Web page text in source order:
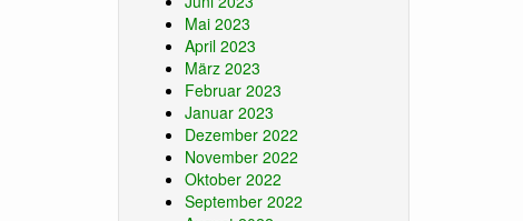
Mai 2023
April 2023
März 2023
Februar 2023
Januar 2023
Dezember 2022
November 2022
Oktober 2022
September 2022